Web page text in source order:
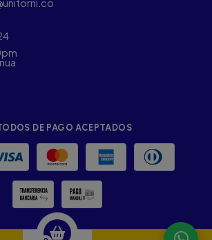
DE PAGO ACEPTADOS